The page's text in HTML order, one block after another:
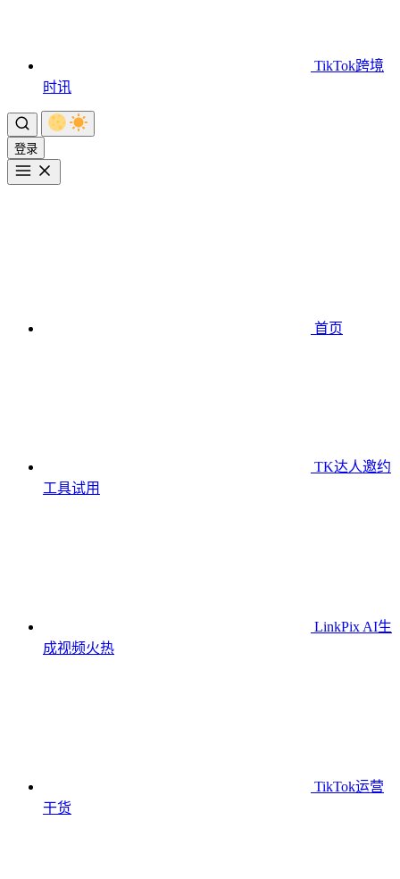
TikTok跨境
时讯
登录
首页
TK达人邀约
工具试用
LinkPix AI生
成视频火热
TikTok运营
干货